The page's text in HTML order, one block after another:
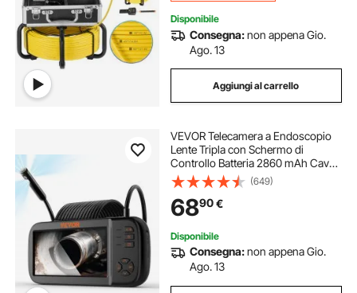
Disponibile
Consegna:non appena Gio.
Ago. 13
Aggiungi al carrello
VEVOR Telecamera a Endoscopio
Lente Tripla con Schermo di
Controllo Batteria 2860 mAh Cavo
5m, Telecamera di Ispezione a
Endoscopio Obiettivo Rotante Lente
Sostituibile Risoluzione 1920x1080
Portatile
(649)
6890€
Disponibile
Consegna:non appena Gio.
Ago. 13